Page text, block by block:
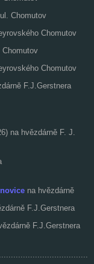
Chomutov
Chomutov
Chomutov
F.J.Gerstnera
na hvězdárně F. J.
na hvězdárně
F.J.Gerstnera
F.J.Gerstnera